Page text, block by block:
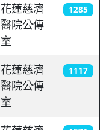
花蓮慈濟
醫院公傳
室
1285
花蓮慈濟
醫院公傳
室
1117